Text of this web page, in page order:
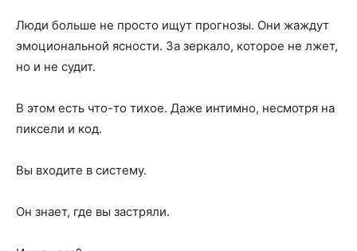
Люди больше не просто ищут прогнозы. Они жаждут
эмоциональной ясности. За зеркало, которое не лжет,
но и не судит.
В этом есть что-то тихое. Даже интимно, несмотря на
пиксели и код.
Вы входите в систему.
Он знает, где вы застряли.